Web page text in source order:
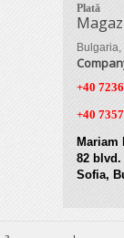
Plată
Bulgaria,
+40
+40
Mariam
82 blvd.
Sofia,